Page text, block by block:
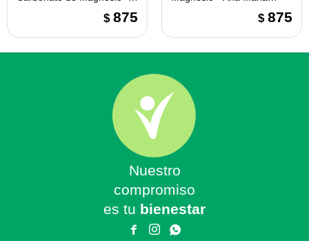
$ 875 $ 875
Nuestro
compromiso
es tu bienestar
  